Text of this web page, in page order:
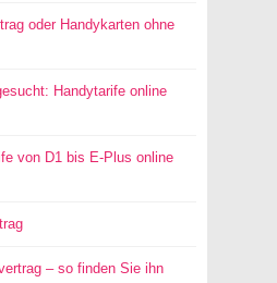
oder Handykarten ohne
Handytarife online
von D1 bis E-Plus online
– so finden Sie ihn